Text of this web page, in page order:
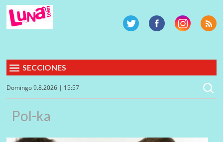
SECCIONES
Domingo 9.8.2026 | 15:57
Pol-ka